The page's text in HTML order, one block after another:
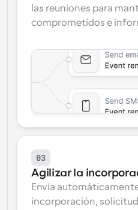
las reuniones para
comprometidos e
03
Agilizar la
Envía
incorporación,